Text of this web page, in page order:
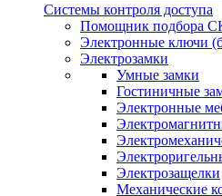
Системы контроля доступа
Помощник подбора
Электронные ключи
Электрозамки
Умные замки
Гостиничные
Электронные
Электрозащелки
Механические